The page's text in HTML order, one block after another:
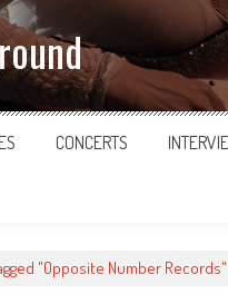
CONCERTS
"Opposite Number Records"